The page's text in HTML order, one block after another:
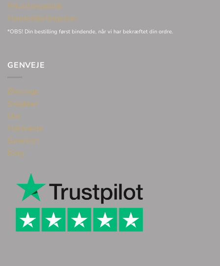
Privatlivspolitik
Handelsbetingelser
*OBS! Din bestilling først bindende, når vi har bekræftet din ordre.
GENVEJE
Øreringe
Smykker
Ure
Halskæde
Gavekort
Blog